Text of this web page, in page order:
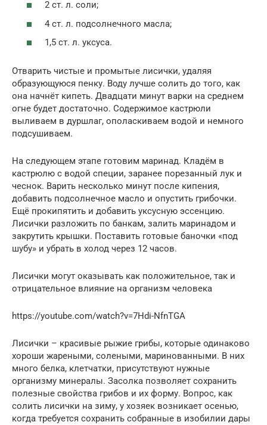
2 ст. л. соли;
4 ст. л. подсолнечного масла;
1,5 ст. л. уксуса.
Отварить чистые и промытые лисички, удаляя
образующуюся пенку. Воду лучше солить до того, как
она начнёт кипеть. Двадцати минут варки на среднем
огне будет достаточно. Содержимое кастрюли
выливаем в дуршлаг, ополаскиваем водой и немного
подсушиваем.
На следующем этапе готовим маринад. Кладём в
кастрюлю с водой специи, заранее порезанный лук и
чеснок. Варить несколько минут после кипения,
добавить подсолнечное масло и опустить грибочки.
Ещё прокипятить и добавить уксусную эссенцию.
Лисички разложить по банкам, залить маринадом и
закрутить крышки. Поставить готовые баночки «под
шубу» и убрать в холод через 12 часов.
Лисички могут оказывать как положительное, так и
отрицательное влияние на организм человека
https://youtube.com/watch?v=7Hdi-NfnTGA
Лисички – красивые рыжие грибы, которые одинаково
хороши жареными, солеными, маринованными. В них
много белка, клетчатки, присутствуют нужные
организму минералы. Засолка позволяет сохранить
полезные свойства грибов и их форму. Вопрос, как
солить лисички на зиму, у хозяек возникает осенью,
когда требуется сохранить собранные в изобилии дары